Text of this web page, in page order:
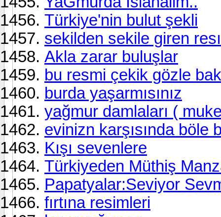
Türkiye'nin bulut şekli
sekilden sekile giren
Akla zarar buluşlar
bu resmi çekik gözle
burda yaşarmısınız
yağmur damlaları (
evinizn karşısında
Kışı sevenlere
Türkiyeden Müthiş
Papatyalar:Seviyor
fırtına resimleri